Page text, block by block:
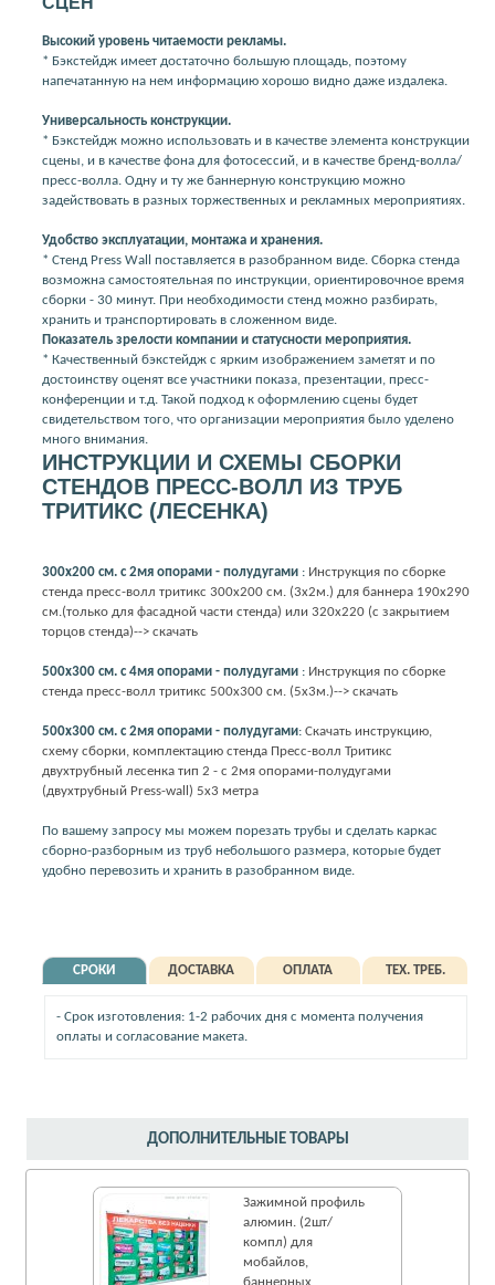
Высокий уровень читаемости рекламы.
* Бэкстейдж имеет достаточно большую площадь, поэтому
напечатанную на нем информацию хорошо видно даже издалека.
Универсальность конструкции.
* Бэкстейдж можно использовать и в качестве элемента конструкции
сцены, и в качестве фона для фотосессий, и в качестве бренд-волла/
пресс-волла. Одну и ту же баннерную конструкцию можно
задействовать в разных торжественных и рекламных мероприятиях.
Удобство эксплуатации, монтажа и хранения.
* Стенд Press Wall поставляется в разобранном виде. Сборка стенда
возможна самостоятельная по инструкции, ориентировочное время
сборки - 30 минут. При необходимости стенд можно разбирать,
хранить и транспортировать в сложенном виде.
Показатель зрелости компании и статусности мероприятия.
* Качественный бэкстейдж с ярким изображением заметят и по
достоинству оценят все участники показа, презентации, пресс-
конференции и т.д. Такой подход к оформлению сцены будет
свидетельством того, что организации мероприятия было уделено
много внимания.
ИНСТРУКЦИИ И СХЕМЫ СБОРКИ
СТЕНДОВ ПРЕСС-ВОЛЛ ИЗ ТРУБ
ТРИТИКС (ЛЕСЕНКА)
300х200 см. с 2мя опорами - полудугами : Инструкция по сборке
стенда пресс-волл тритикс 300х200 см. (3х2м.) для баннера 190х290
см.(только для фасадной части стенда) или 320х220 (с закрытием
торцов стенда)--> скачать
500х300 см. с 4мя опорами - полудугами : Инструкция по сборке
стенда пресс-волл тритикс 500х300 см. (5х3м.)--> скачать
500х300 см. с 2мя опорами - полудугами: Скачать инструкцию,
схему сборки, комплектацию стенда Пресс-волл Тритикс
двухтрубный лесенка тип 2 - с 2мя опорами-полудугами
(двухтрубный Press-wall) 5х3 метра
По вашему запросу мы можем порезать трубы и сделать каркас
сборно-разборным из труб небольшого размера, которые будет
удобно перевозить и хранить в разобранном виде.
СРОКИ ДОСТАВКА ОПЛАТА ТЕХ. ТРЕБ.
- Срок изготовления: 1-2 рабочих дня с момента получения
оплаты и согласование макета.
ДОПОЛНИТЕЛЬНЫЕ ТОВАРЫ
Зажимной профиль
алюмин. (2шт/
компл) для
мобайлов,
баннерных